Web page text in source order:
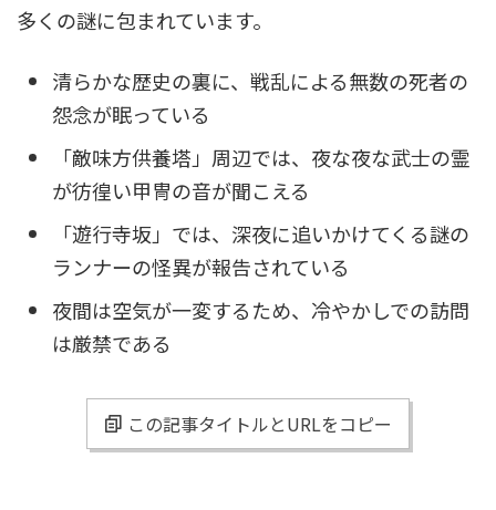
多くの謎に包まれています。
清らかな歴史の裏に、戦乱による無数の死者の
怨念が眠っている
「敵味方供養塔」周辺では、夜な夜な武士の霊
が彷徨い甲冑の音が聞こえる
「遊行寺坂」では、深夜に追いかけてくる謎の
ランナーの怪異が報告されている
夜間は空気が一変するため、冷やかしでの訪問
は厳禁である
この記事タイトルとURLをコピー